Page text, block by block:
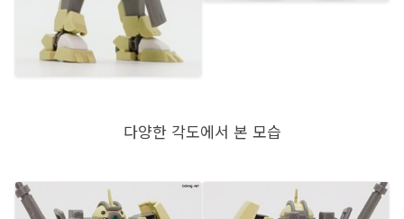
다양한 각도에서 본 모습